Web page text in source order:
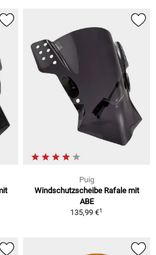
Puig
Windschutzscheibe Rafale mit
ABE
135,99 €1